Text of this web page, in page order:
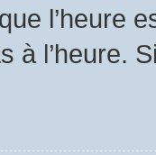
à l’heure.